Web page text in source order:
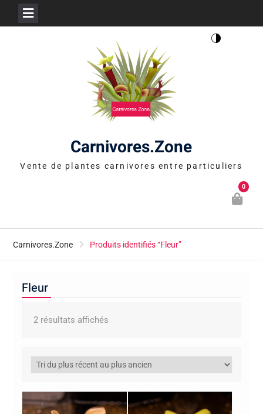
Carnivores.Zone
Vente de plantes carnivores entre particuliers
0
Carnivores.Zone Produits identifiés “Fleur”
Fleur
2 résultats affichésTrié
récent
au
ancien